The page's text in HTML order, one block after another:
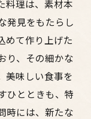
料理は、素材本
発見をもたらし
めて作り上げた
り、その細かな
美味しい食事を
ひとときも、特
時には、新たな